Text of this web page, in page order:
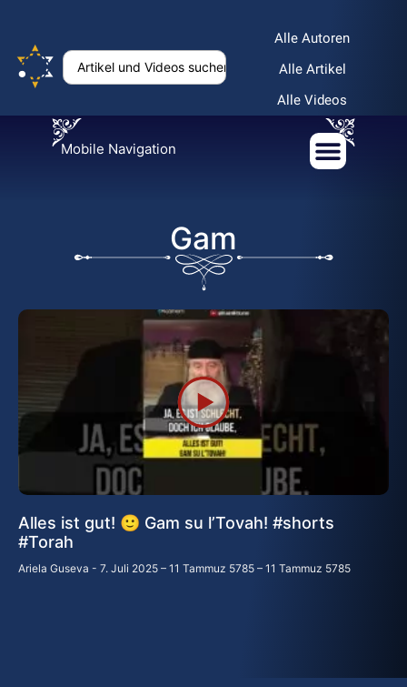
Alle Autoren
Alle Artikel
Alle Videos
Mobile Navigation
Gam
Alles ist gut! 🙂 Gam su l’Tovah! #shorts
#Torah
Ariela Guseva 7. Juli 2025 – 11 Tammuz 5785 – 11 Tammuz 5785